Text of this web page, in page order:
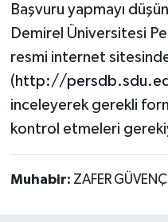
Başvuru yapmayı
Demirel Üniversitesi
resmi internet
( http://
inceleyerek gerekli
kontrol etmeleri
Muhabir: ZAFER GÜVENÇ